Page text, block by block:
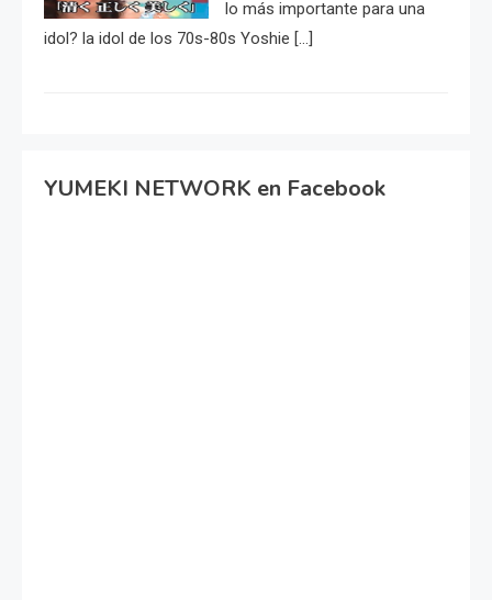
lo más importante para una
idol? la idol de los 70s-80s Yoshie […]
YUMEKI NETWORK en Facebook